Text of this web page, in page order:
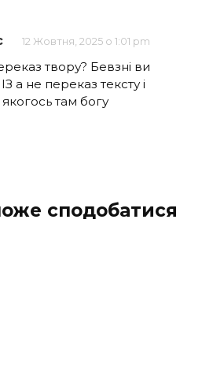
12 Жовтня, 2025 о 1:01 pm
твору? Бевзні ви
а не переказ тексту і
там богу
сподобатися